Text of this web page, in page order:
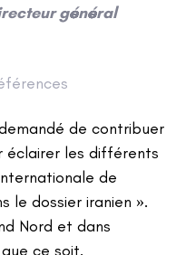
général
demandé de contribuer
éclairer les différents
de
le dossier iranien ».
Nord et dans
ce soit.